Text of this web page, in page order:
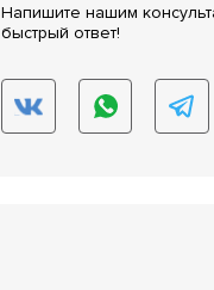
Напишите нашим
быстрый ответ!